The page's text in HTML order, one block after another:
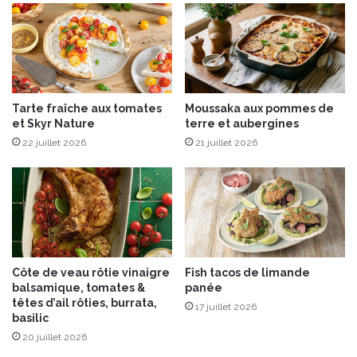
Tarte fraîche aux tomates
et Skyr Nature
22 juillet 2026
Moussaka aux pommes de
terre et aubergines
21 juillet 2026
Côte de veau rôtie vinaigre
balsamique, tomates &
têtes d’ail rôties, burrata,
basilic
20 juillet 2026
Fish tacos de limande
panée
17 juillet 2026